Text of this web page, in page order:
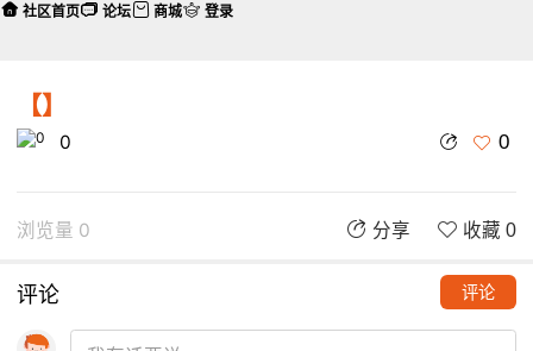
【】
0 0
浏览量 0 分享 收藏 0
评论 评论
社区首页 论坛 商城 登录